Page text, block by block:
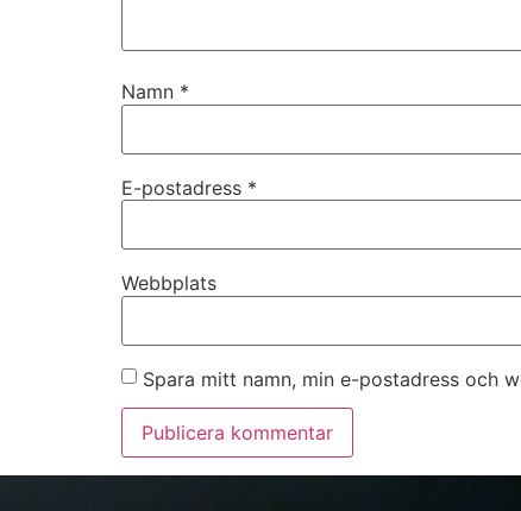
Namn *
E-postadress *
Webbplats
Spara mitt namn, min e-postadress och